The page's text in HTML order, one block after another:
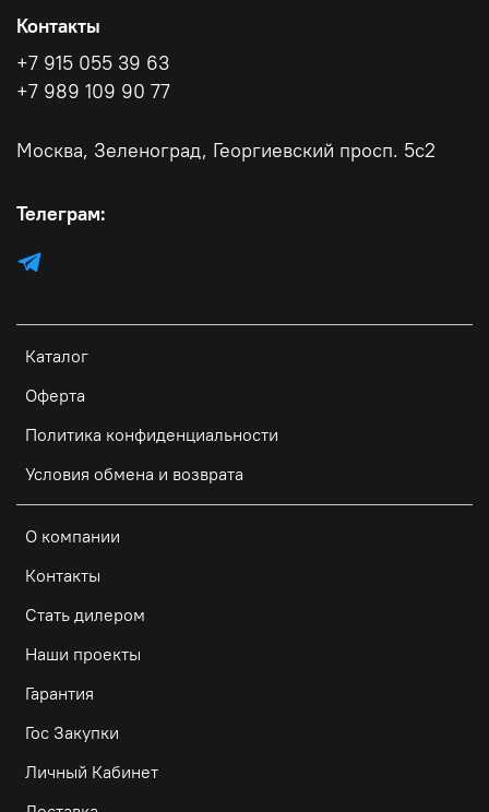
Каталог
Оферта
Политика конфиденциальности
Условия обмена и возврата
О компании
Контакты
Стать дилером
Наши проекты
Гарантия
Гос Закупки
Личный Кабинет
Контакты
+7 915 055 39 63
+7 989 109 90 77
Москва, Зеленоград, Георгиевский просп. 5с2
Телеграм: